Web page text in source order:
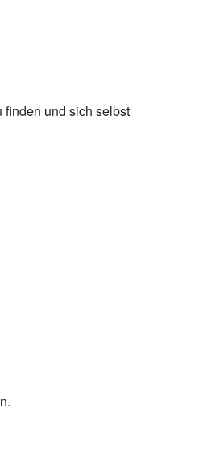
und sich selbst